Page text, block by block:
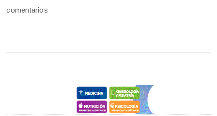
comentarios